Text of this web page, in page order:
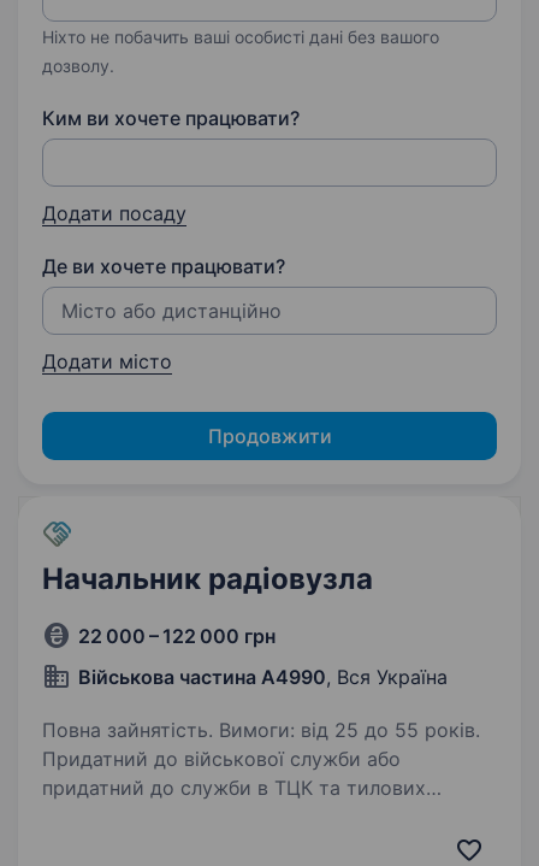
Ніхто не побачить ваші особисті дані без вашого
дозволу.
Ким ви хочете працювати?
Додати посаду
Де ви хочете працювати?
Додати місто
Продовжити
Начальник радіовузла
22 000 – 122 000 грн
Військова частина А4990, Вся Україна
Повна зайнятість. Вимоги: від 25 до 55 років.
Придатний до військової служби або
придатний до служби в ТЦК та тилових
зв’язку в складі ОМБР. Грошове, матеріальне